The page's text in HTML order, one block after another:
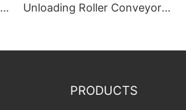
Unloading Roller Conveyor
PRODUCTS